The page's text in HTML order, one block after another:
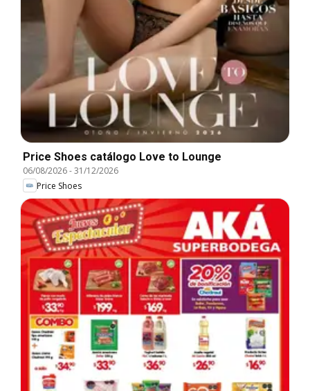
Price Shoes catálogo Love to Lounge
06/08/2026-31/12/2026
Price Shoes